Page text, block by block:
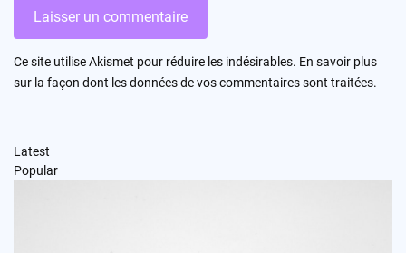
Ce site utilise Akismet pour réduire les indésirables. En savoir plus
sur la façon dont les données de vos commentaires sont traitées.
Latest
Popular